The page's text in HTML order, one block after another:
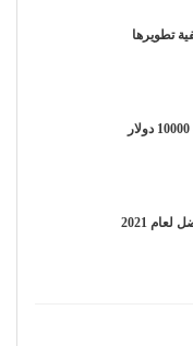
تطويرها
2021